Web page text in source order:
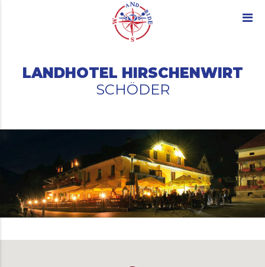
LANDHOTEL HIRSCHENWIRT
SCHÖDER